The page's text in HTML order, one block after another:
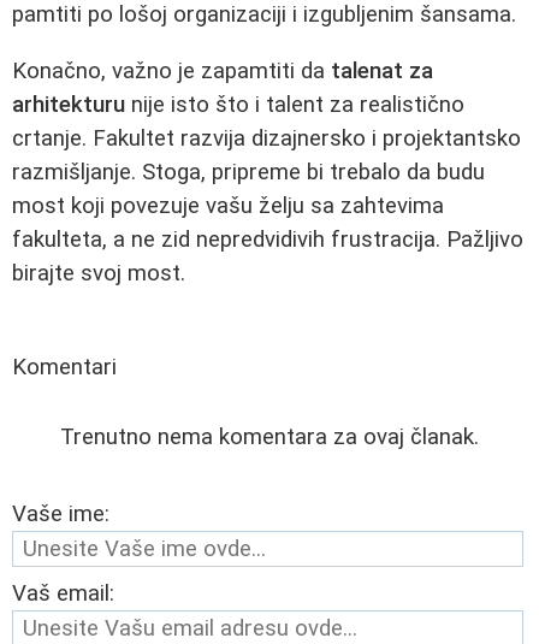
pamtiti po lošoj organizaciji i izgubljenim šansama.
Konačno, važno je zapamtiti da talenat za
arhitekturu nije isto što i talent za realistično
crtanje. Fakultet razvija dizajnersko i projektantsko
razmišljanje. Stoga, pripreme bi trebalo da budu
most koji povezuje vašu želju sa zahtevima
fakulteta, a ne zid nepredvidivih frustracija. Pažljivo
birajte svoj most.
Komentari
Trenutno nema komentara za ovaj članak.
Vaše ime:
Vaš email: